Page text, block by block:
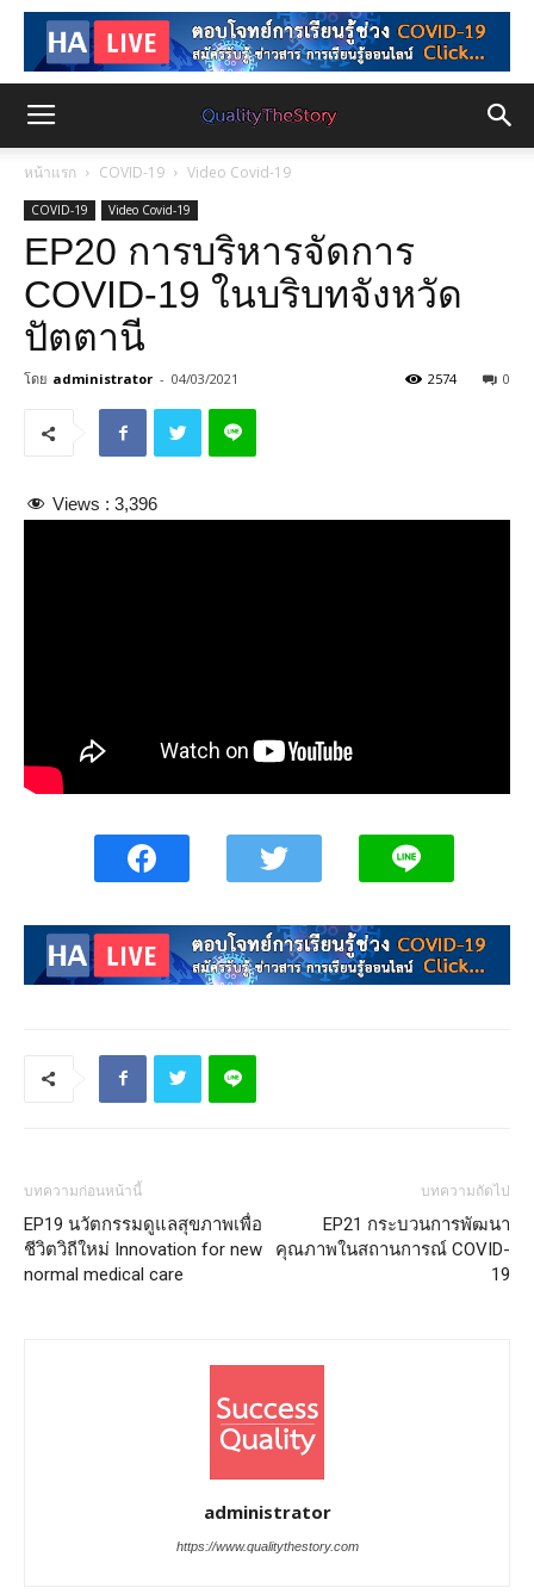
หน้าแรก COVID-19 Video Covid-19
COVID-19 Video Covid-19
EP20 การบริหารจัดการ
COVID-19 ในบริบทจังหวัด
ปัตตานี
โดย administrator - 04/03/2021 0
2574
Views : 3,396
บทความก่อนหน้านี้
EP19 นวัตกรรมดูแลสุขภาพเพื่อ
ชีวิตวิถีใหม่ Innovation for new
normal medical care
บทความถัดไป
EP21 กระบวนการพัฒนา
คุณภาพในสถานการณ์ COVID-
19
administrator
https://www.qualitythestory.com